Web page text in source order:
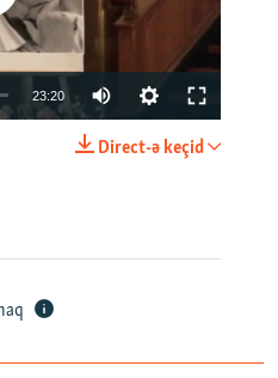
23:20
Direct-ə keçid